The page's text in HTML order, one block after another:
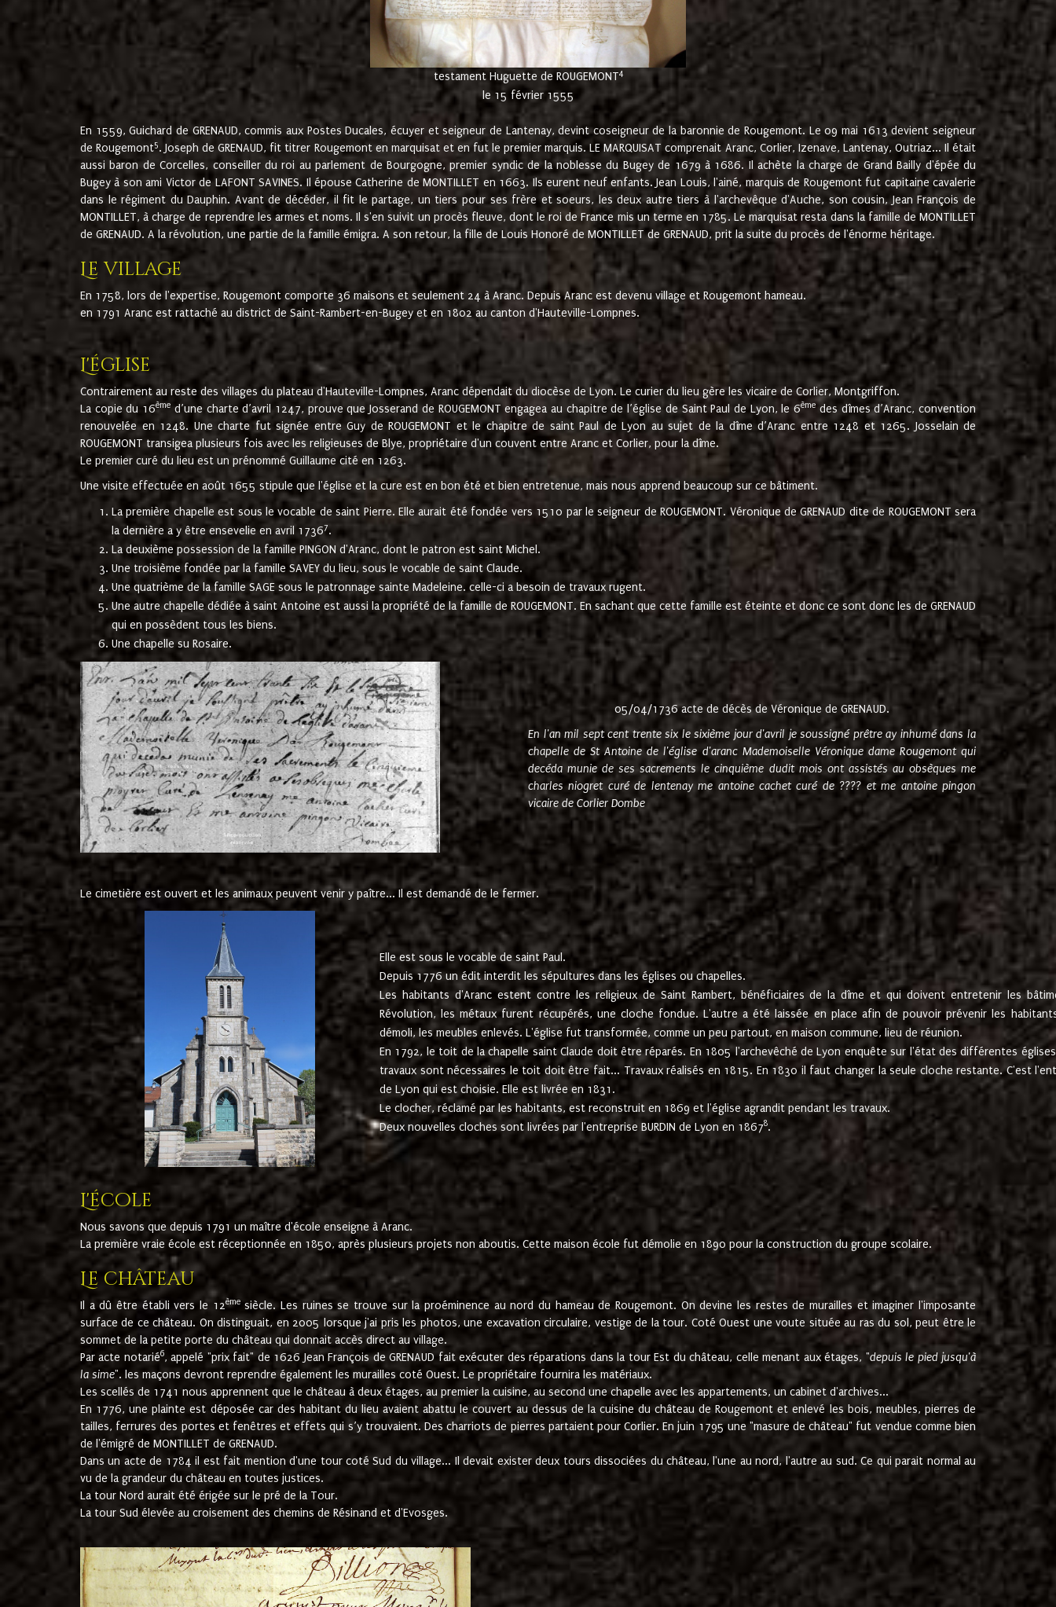
testament Huguette de ROUGEMONT4
le 15 février 1555
En 1559, Guichard de GRENAUD, commis aux Postes Ducales, écuyer et seigneur de Lantenay, devint coseigneur de la baronnie de Rougemont. Le 09 mai 1613 devient seigneur
de Rougemont5. Joseph de GRENAUD, fit titrer Rougemont en marquisat et en fut le premier marquis. LE MARQUISAT comprenait Aranc, Corlier, Izenave, Lantenay, Outriaz... Il était
aussi baron de Corcelles, conseiller du roi au parlement de Bourgogne, premier syndic de la noblesse du Bugey de 1679 à 1686. Il achète la charge de Grand Bailly d'épée du
Bugey à son ami Victor de LAFONT SAVINES. Il épouse Catherine de MONTILLET en 1663. Ils eurent neuf enfants. Jean Louis, l'ainé, marquis de Rougemont fut capitaine cavalerie
dans le régiment du Dauphin. Avant de décéder, il fit le partage, un tiers pour ses frère et soeurs, les deux autre tiers à l'archevêque d'Auche, son cousin, Jean François de
MONTILLET, à charge de reprendre les armes et noms. Il s'en suivit un procès fleuve, dont le roi de France mis un terme en 1785. Le marquisat resta dans la famille de MONTILLET
de GRENAUD. A la révolution, une partie de la famille émigra. A son retour, la fille de Louis Honoré de MONTILLET de GRENAUD, prit la suite du procès de l'énorme héritage.
Le village
En 1758, lors de l'expertise, Rougemont comporte 36 maisons et seulement 24 à Aranc. Depuis Aranc est devenu village et Rougemont hameau.
en 1791 Aranc est rattaché au district de Saint-Rambert-en-Bugey et en 1802 au canton d'Hauteville-Lompnes.
L'église
Contrairement au reste des villages du plateau d'Hauteville-Lompnes, Aranc dépendait du diocèse de Lyon. Le curier du lieu gère les vicaire de Corlier, Montgriffon.
La copie du 16ème d’une charte d’avril 1247, prouve que Josserand de ROUGEMONT engagea au chapitre de l’église de Saint Paul de Lyon, le 6ème des dîmes d’Aranc, convention
renouvelée en 1248. Une charte fut signée entre Guy de ROUGEMONT et le chapitre de saint Paul de Lyon au sujet de la dîme d’Aranc entre 1248 et 1265. Josselain de
ROUGEMONT transigea plusieurs fois avec les religieuses de Blye, propriétaire d'un couvent entre Aranc et Corlier, pour la dîme.
Le premier curé du lieu est un prénommé Guillaume cité en 1263.
Une visite effectuée en août 1655 stipule que l'église et la cure est en bon été et bien entretenue, mais nous apprend beaucoup sur ce bâtiment.
La première chapelle est sous le vocable de saint Pierre. Elle aurait été fondée vers 1510 par le seigneur de ROUGEMONT. Véronique de GRENAUD dite de ROUGEMONT sera
la dernière a y être ensevelie en avril 17367.
La deuxième possession de la famille PINGON d'Aranc, dont le patron est saint Michel.
Une troisième fondée par la famille SAVEY du lieu, sous le vocable de saint Claude.
Une quatrième de la famille SAGE sous le patronnage sainte Madeleine. celle-ci a besoin de travaux rugent.
Une autre chapelle dédiée à saint Antoine est aussi la propriété de la famille de ROUGEMONT. En sachant que cette famille est éteinte et donc ce sont donc les de GRENAUD
qui en possèdent tous les biens.
Une chapelle su Rosaire.
05/04/1736 acte de décès de Véronique de GRENAUD.
En l'an mil sept cent trente six le sixième jour d'avril je soussigné prêtre ay inhumé dans la
chapelle de St Antoine de l'église d'aranc Mademoiselle Véronique dame Rougemont qui
decéda munie de ses sacrements le cinquième dudit mois ont assistés au obsèques me
charles niogret curé de lentenay me antoine cachet curé de ???? et me antoine pingon
vicaire de Corlier Dombe
Le cimetière est ouvert et les animaux peuvent venir y paître... Il est demandé de le fermer.
Elle est sous le vocable de saint Paul.
Depuis 1776 un édit interdit les sépultures dans les églises ou chapelles.
Les habitants d'Aranc estent contre les religieux de Saint Rambert, bénéficiaires de la dîme et qui doivent entretenir les
Révolution, les métaux furent récupérés, une cloche fondue. L'autre a été laissée en place afin de pouvoir prévenir les
démoli, les meubles enlevés. L'église fut transformée, comme un peu partout, en maison commune, lieu de réunion.
En 1792, le toit de la chapelle saint Claude doit être réparés. En 1805 l'archevêché de Lyon enquête sur l'état des différentes
travaux sont nécessaires le toit doit être fait... Travaux réalisés en 1815. En 1830 il faut changer la seule cloche restante. C'est
de Lyon qui est choisie. Elle est livrée en 1831.
Le clocher, réclamé par les habitants, est reconstruit en 1869 et l'église agrandit pendant les travaux.
Deux nouvelles cloches sont livrées par l'entreprise BURDIN de Lyon en 18678.
L'école
Nous savons que depuis 1791 un maître d'école enseigne à Aranc.
La première vraie école est réceptionnée en 1850, après plusieurs projets non aboutis. Cette maison école fut démolie en 1890 pour la construction du groupe scolaire.
Le château
Il a dû être établi vers le 12èmesiècle. Les ruines se trouve sur la proéminence au nord du hameau de Rougemont. On devine les restes de murailles et imaginer l'imposante
surface de ce château. On distinguait, en 2005 lorsque j'ai pris les photos, une excavation circulaire, vestige de la tour. Coté Ouest une voute située au ras du sol, peut être le
sommet de la petite porte du château qui donnait accès direct au village.
Par acte notarié6, appelé "prix fait" de 1626 Jean François de GRENAUD fait exécuter des réparations dans la tour Est du château, celle menant aux étages, "depuis le pied jusqu'à
la sime". les maçons devront reprendre également les murailles coté Ouest. Le propriétaire fournira les matériaux.
Les scellés de 1741 nous apprennent que le château à deux étages, au premier la cuisine, au second une chapelle avec les appartements, un cabinet d'archives...
En 1776, une plainte est déposée car des habitant du lieu avaient abattu le couvert au dessus de la cuisine du château de Rougemont et enlevé les bois, meubles, pierres de
tailles, ferrures des portes et fenêtres et effets qui s’y trouvaient. Des charriots de pierres partaient pour Corlier. En juin 1795 une "masure de château" fut vendue comme bien
de l'émigré de MONTILLET de GRENAUD.
Dans un acte de 1784 il est fait mention d'une tour coté Sud du village... Il devait exister deux tours dissociées du château, l'une au nord, l'autre au sud. Ce qui parait normal au
vu de la grandeur du château en toutes justices.
La tour Nord aurait été érigée sur le pré de la Tour.
La tour Sud élevée au croisement des chemins de Résinand et d'Evosges.